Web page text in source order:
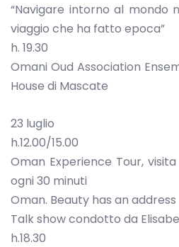
“Navigare intorno al mondo
viaggio che ha fatto epoca”
h. 19.30
Omani Oud Association
House di Mascate
23 luglio
h.12.00/15.00
Oman Experience Tour,
ogni 30 minuti
Oman. Beauty has an address
Talk show condotto da
h.18.30